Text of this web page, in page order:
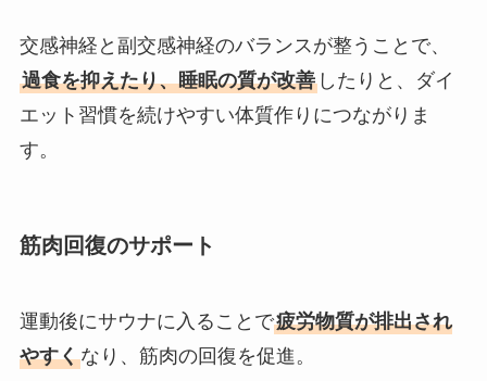
交感神経と副交感神経のバランスが整うことで、
過食を抑えたり、睡眠の質が改善したりと、ダイ
エット習慣を続けやすい体質作りにつながりま
す。
筋肉回復のサポート
運動後にサウナに入ることで疲労物質が排出され
やすくなり、筋肉の回復を促進。